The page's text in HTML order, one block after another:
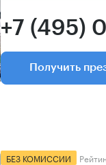
+7 (495)
Получить
БЕЗ КОМИССИИ